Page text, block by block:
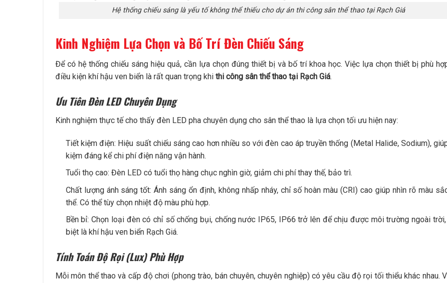
Hệ thống chiếu sáng là yếu tố không thể thiếu cho dự án thi công sân thể thao tại Rạch Giá
Kinh Nghiệm Lựa Chọn và Bố Trí Đèn Chiếu Sáng
Để có hệ thống chiếu sáng hiệu quả, cần lựa chọn đúng thiết bị và bố trí khoa học. Việc lựa chọn thiết bị phù
điều kiện khí hậu ven biển là rất quan trọng khi thi công sân thể thao tại Rạch Giá.
Ưu Tiên Đèn LED Chuyên Dụng
Kinh nghiệm thực tế cho thấy đèn LED pha chuyên dụng cho sân thể thao là lựa chọn tối ưu hiện nay:
Tiết kiệm điện: Hiệu suất chiếu sáng cao hơn nhiều so với đèn cao áp truyền thống (Metal Halide, Sodium),
kiệm đáng kể chi phí điện năng vận hành.
Tuổi thọ cao: Đèn LED có tuổi thọ hàng chục nghìn giờ, giảm chi phí thay thế, bảo trì.
Chất lượng ánh sáng tốt: Ánh sáng ổn định, không nhấp nháy, chỉ số hoàn màu (CRI) cao giúp nhìn rõ màu
thể. Có thể tùy chọn nhiệt độ màu phù hợp.
Bền bỉ: Chọn loại đèn có chỉ số chống bụi, chống nước IP65, IP66 trở lên để chịu được môi trường ngoài
biệt là khí hậu ven biển Rạch Giá.
Tính Toán Độ Rọi (Lux) Phù Hợp
Mỗi môn thể thao và cấp độ chơi (phong trào, bán chuyên, chuyên nghiệp) có yêu cầu độ rọi tối thiểu khác nhau.